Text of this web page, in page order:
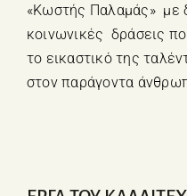
«Κωστής Παλαμάς» με
κοινωνικές δράσεις
το εικαστικό της
στον παράγοντα